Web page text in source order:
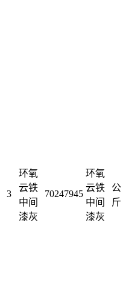
3
环氧
云铁
中间
漆灰
70247945
环氧
云铁
中间
漆灰
公
斤